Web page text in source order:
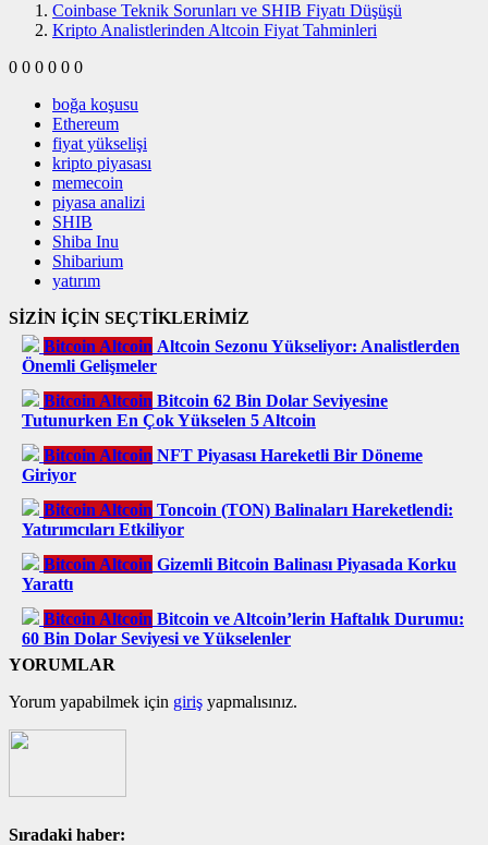
Coinbase Teknik Sorunları ve SHIB Fiyatı Düşüşü
Kripto Analistlerinden Altcoin Fiyat Tahminleri
0 0 0 0 0 0
boğa koşusu
Ethereum
fiyat yükselişi
kripto piyasası
memecoin
piyasa analizi
SHIB
Shiba Inu
Shibarium
yatırım
SİZİN İÇİN SEÇTİKLERİMİZ
Bitcoin Altcoin Altcoin Sezonu Yükseliyor: Analistlerden
Önemli Gelişmeler
Bitcoin Altcoin Bitcoin 62 Bin Dolar Seviyesine
Tutunurken En Çok Yükselen 5 Altcoin
Bitcoin Altcoin NFT Piyasası Hareketli Bir Döneme
Giriyor
Bitcoin Altcoin Toncoin (TON) Balinaları Hareketlendi:
Yatırımcıları Etkiliyor
Bitcoin Altcoin Gizemli Bitcoin Balinası Piyasada Korku
Yarattı
Bitcoin Altcoin Bitcoin ve Altcoin’lerin Haftalık Durumu:
60 Bin Dolar Seviyesi ve Yükselenler
YORUMLAR
Yorum yapabilmek için giriş yapmalısınız.
Sıradaki haber: